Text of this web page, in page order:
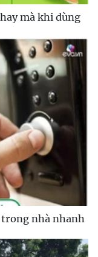
mà khi dùng
trong nhà nhanh